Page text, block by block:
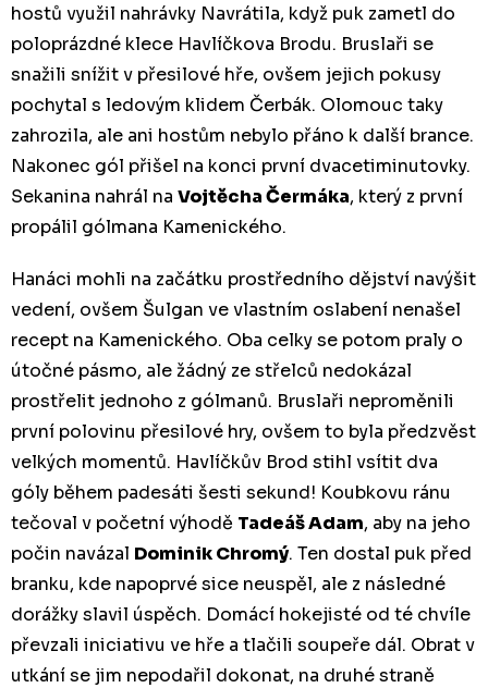
hostů využil nahrávky Navrátila, když puk zametl do
poloprázdné klece Havlíčkova Brodu. Bruslaři se
snažili snížit v přesilové hře, ovšem jejich pokusy
pochytal s ledovým klidem Čerbák. Olomouc taky
zahrozila, ale ani hostům nebylo přáno k další brance.
Nakonec gól přišel na konci první dvacetiminutovky.
Sekanina nahrál na Vojtěcha Čermáka, který z první
propálil gólmana Kamenického.
Hanáci mohli na začátku prostředního dějství navýšit
vedení, ovšem Šulgan ve vlastním oslabení nenašel
recept na Kamenického. Oba celky se potom praly o
útočné pásmo, ale žádný ze střelců nedokázal
prostřelit jednoho z gólmanů. Bruslaři neproměnili
první polovinu přesilové hry, ovšem to byla předzvěst
velkých momentů. Havlíčkův Brod stihl vsítit dva
góly během padesáti šesti sekund! Koubkovu ránu
tečoval v početní výhodě Tadeáš Adam, aby na jeho
počin navázal Dominik Chromý. Ten dostal puk před
branku, kde napoprvé sice neuspěl, ale z následné
dorážky slavil úspěch. Domácí hokejisté od té chvíle
převzali iniciativu ve hře a tlačili soupeře dál. Obrat v
utkání se jim nepodařil dokonat, na druhé straně